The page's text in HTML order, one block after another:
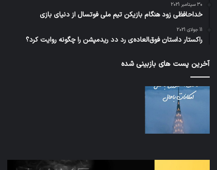
30 سپتامبر 2021
خداحافظی زود هنگام بازیکن تیم ملی فوتسال از دنیای بازی
11 جولای 2021
راکستار داستان فوق‌العاده‌ی رد دد ریدمپشن را چگونه روایت کرد؟
آخرین پست های بازبینی شده